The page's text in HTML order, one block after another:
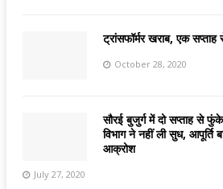
ट्रांसफॉर्मर खराब, एक सप्ताह
October 28, 2020
सौरई बुजुर्ग में दो सप्ताह से
विभाग ने नहीं ली सुध, आपूर्ति
आक्रोश
July 27, 2020